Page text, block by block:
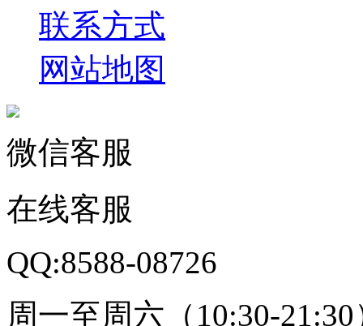
联系方式
网站地图
微信客服
在线客服
QQ:8588-08726
周一至周六（10:30-21:30